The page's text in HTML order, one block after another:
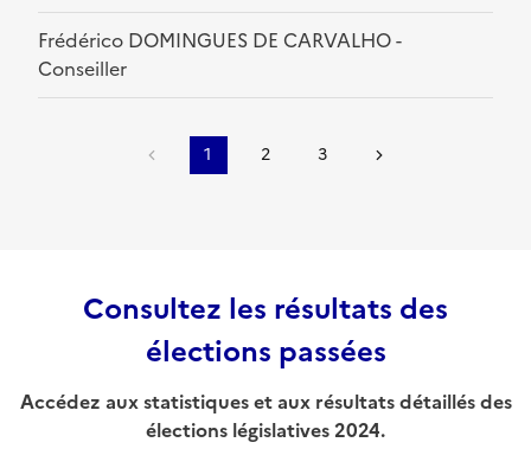
Frédérico DOMINGUES DE CARVALHO -
Conseiller
1 2 3
Consultez les résultats des
élections passées
Accédez aux statistiques et aux résultats détaillés des
élections législatives 2024.